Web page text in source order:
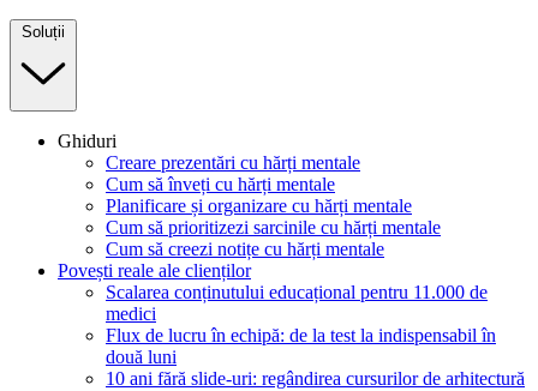
Soluții
Ghiduri
Creare prezentări cu hărți mentale
Cum să înveți cu hărți mentale
Planificare și organizare cu hărți mentale
Cum să prioritizezi sarcinile cu hărți mentale
Cum să creezi notițe cu hărți mentale
Povești reale ale clienților
Scalarea conținutului educațional pentru 11.000 de
medici
Flux de lucru în echipă: de la test la indispensabil în
două luni
10 ani fără slide-uri: regândirea cursurilor de arhitectură